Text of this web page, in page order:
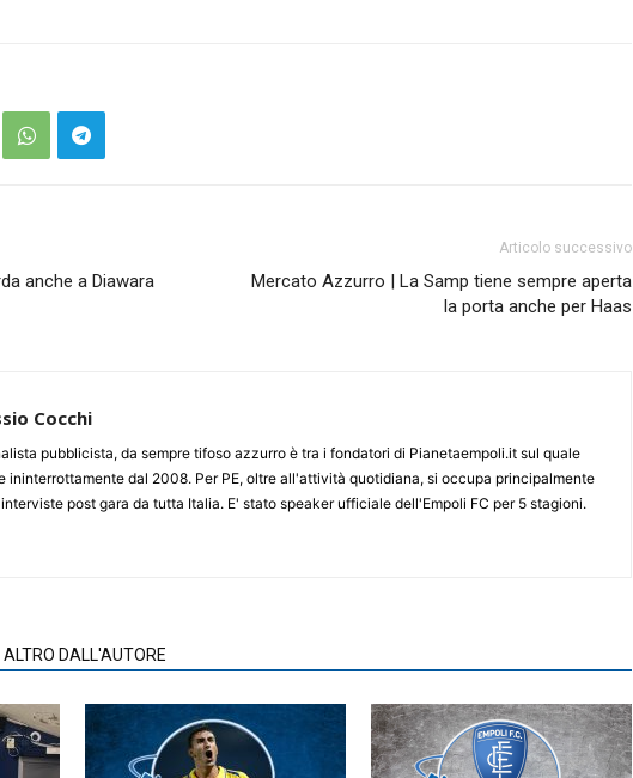
anche a Diawara
Articolo successivo
Mercato Azzurro | La Samp tiene sempre aperta
la porta anche per Haas
Cocchi
pubblicista, da sempre tifoso azzurro è tra i fondatori di Pianetaempoli.it sul quale
ininterrottamente dal 2008. Per PE, oltre all'attività quotidiana, si occupa principalmente
post gara da tutta Italia. E' stato speaker ufficiale dell'Empoli FC per 5 stagioni.
ALTRO DALL'AUTORE